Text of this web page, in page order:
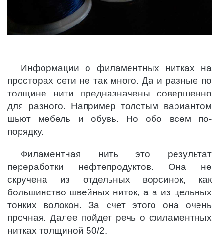
Информации о филаментных нитках на
просторах сети не так много. Да и разные по
толщине нити предназначены совершенно
для разного. Например толстым вариантом
шьют мебель и обувь. Но обо всем по-
порядку.
Филаментная нить это результат
переработки нефтепродуктов. Она не
скручена из отдельных ворсинок, как
большинство швейных ниток, а а из цельных
тонких волокон. За счет этого она очень
прочная. Далее пойдет речь о филаментных
нитках толщиной 50/2.